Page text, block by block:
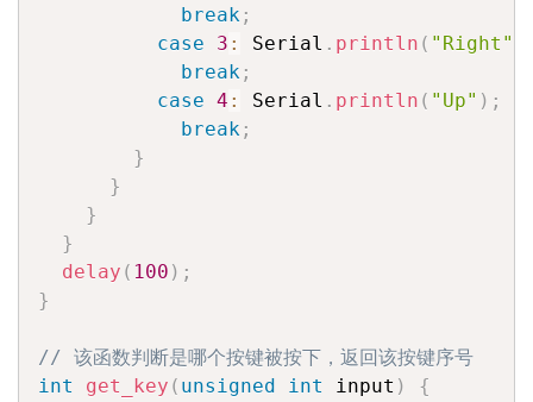
break ;
case
3 : Serial . println ( "Right"
break ;
case 4 : Serial . println ( "Up" ) ;
break ;
}
}
}
}
delay ( 100 ) ;
}
// 该函数判断是哪个按键被按下，返回该按键序号
int
get_key ( unsigned int input )
{